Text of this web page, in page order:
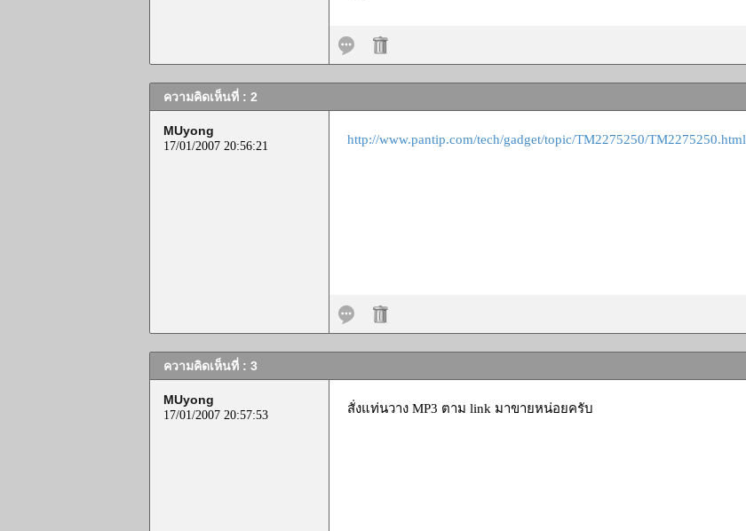
ความคิดเห็นที่ : 2
MUyong
17/01/2007 20:56:21 http://www.pantip.com/tech/gadget/topic/TM2275250/TM2275250.html
ความคิดเห็นที่ : 3
MUyong
17/01/2007 20:57:53 สั่งแท่นวาง MP3 ตาม link มาขายหน่อยครับ